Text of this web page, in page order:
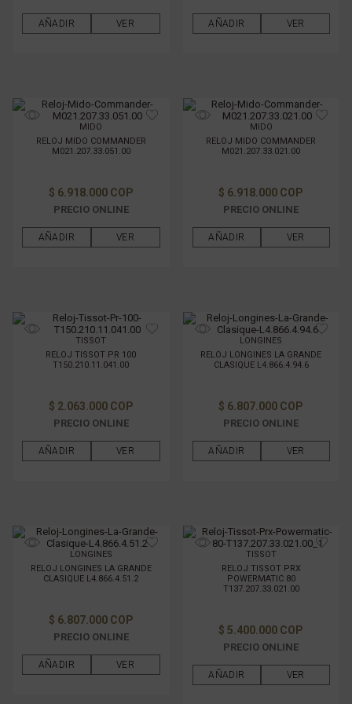
AÑADIR VER AÑADIR VER
MIDO
RELOJ MIDO COMMANDER
M021.207.33.051.00
$ 6.918.000 COP
PRECIO ONLINE
AÑADIR VER
MIDO
RELOJ MIDO COMMANDER
M021.207.33.021.00
$ 6.918.000 COP
PRECIO ONLINE
AÑADIR VER
TISSOT
RELOJ TISSOT PR 100
T150.210.11.041.00
$ 2.063.000 COP
PRECIO ONLINE
AÑADIR VER
LONGINES
RELOJ LONGINES LA GRANDE
CLASIQUE L4.866.4.94.6
$ 6.807.000 COP
PRECIO ONLINE
AÑADIR VER
LONGINES
RELOJ LONGINES LA GRANDE
CLASIQUE L4.866.4.51.2
$ 6.807.000 COP
PRECIO ONLINE
AÑADIR VER
TISSOT
RELOJ TISSOT PRX
POWERMATIC 80
T137.207.33.021.00
$ 5.400.000 COP
PRECIO ONLINE
AÑADIR VER